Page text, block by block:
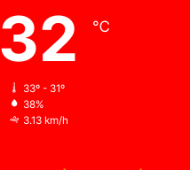
32 ℃
33º - 31º
38%
3.13 km/h